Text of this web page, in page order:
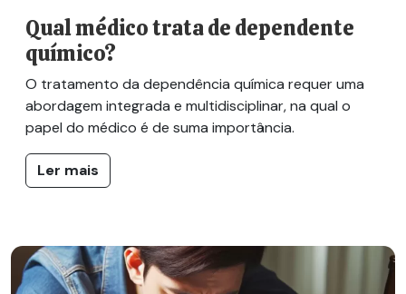
Qual médico trata de dependente
químico?
O tratamento da dependência química requer uma
abordagem integrada e multidisciplinar, na qual o
papel do médico é de suma importância.
Ler mais